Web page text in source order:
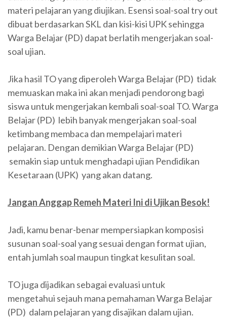
materi pelajaran yang diujikan. Esensi soal-soal try out
dibuat berdasarkan SKL dan kisi-kisi UPK sehingga
Warga Belajar (PD) dapat berlatih mengerjakan soal-
soal ujian.
Jika hasil TO yang diperoleh Warga Belajar (PD) tidak
memuaskan maka ini akan menjadi pendorong bagi
siswa untuk mengerjakan kembali soal-soal TO. Warga
Belajar (PD) lebih banyak mengerjakan soal-soal
ketimbang membaca dan mempelajari materi
pelajaran. Dengan demikian Warga Belajar (PD)
semakin siap untuk menghadapi ujian Pendidikan
Kesetaraan (UPK) yang akan datang.
Jangan Anggap Remeh Materi Ini di Ujikan Besok!
Jadi, kamu benar-benar mempersiapkan komposisi
susunan soal-soal yang sesuai dengan format ujian,
entah jumlah soal maupun tingkat kesulitan soal.
TO juga dijadikan sebagai evaluasi untuk
mengetahui sejauh mana pemahaman Warga Belajar
(PD) dalam pelajaran yang disajikan dalam ujian.